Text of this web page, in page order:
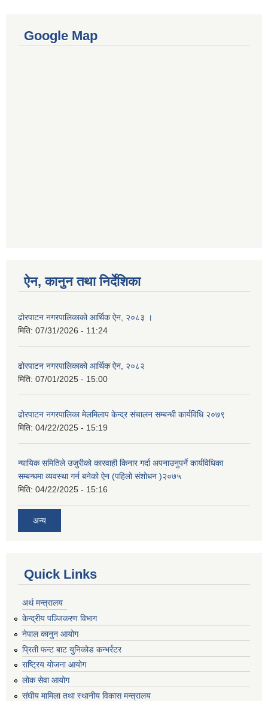
Google Map
ऐन, कानुन तथा निर्देशिका
ढोरपाटन नगरपालिकाको आर्थिक ऐन, २०८३ ।
मिति: 07/31/2026 - 11:24
ढोरपाटन नगरपालिकाको आर्थिक ऐन, २०८२
मिति: 07/01/2025 - 15:00
ढोरपाटन नगरपालिका मेलमिलाप केन्द्र संचालन सम्बन्धी कार्यविधि २०७९
मिति: 04/22/2025 - 15:19
न्यायिक समितिले उजुरीको कारवाही किनार गर्दा अपनाउनुपर्ने कार्यविधिका
सम्बन्धमा व्यवस्था गर्न बनेको ऐन (पहिलो संशोधन )२०७५
मिति: 04/22/2025 - 15:16
अन्य
Quick Links
अर्थ मन्त्रालय
केन्द्रीय पञ्जिकरण विभाग
नेपाल कानुन आयोग
प्रिती फन्ट बाट युनिकोड कन्भर्रटर
राष्ट्रिय योजना आयोग
लोक सेवा आयोग
संघीय मामिला तथा स्थानीय विकास मन्त्रालय